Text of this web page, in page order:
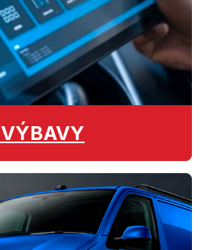
VÝBAVY